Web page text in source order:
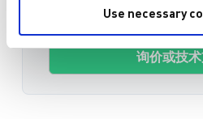
Use necessary
加入购
询价或技